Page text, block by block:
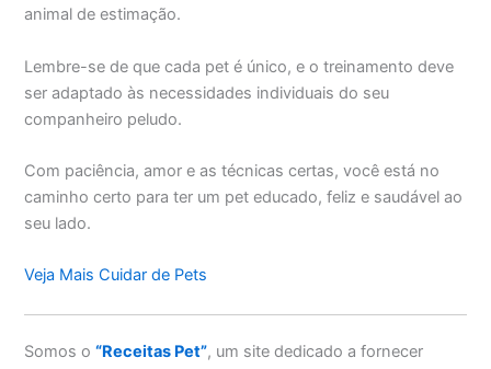
animal de estimação.
Lembre-se de que cada pet é único, e o treinamento deve
ser adaptado às necessidades individuais do seu
companheiro peludo.
Com paciência, amor e as técnicas certas, você está no
caminho certo para ter um pet educado, feliz e saudável ao
seu lado.
Veja Mais Cuidar de Pets
Somos o“Receitas Pet”, um site dedicado a fornecer